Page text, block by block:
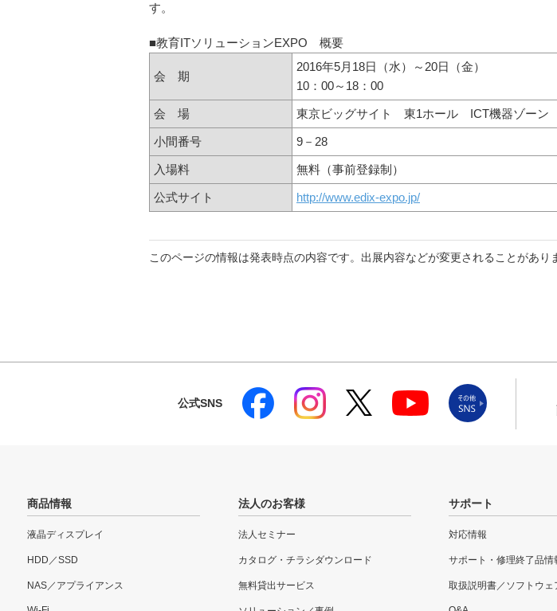
す。
■教育ITソリューションEXPO 概要
会 期
2016年5月18日（水）～20日（金）
10：00～18：00
会 場 東京ビッグサイト 東1ホール ICT機器ゾーン
小間番号 9－28
入場料 無料（事前登録制）
公式サイト http://www.edix-expo.jp/
このページの情報は発表時点の内容です。出展内容などが変更されることがあり
公式SNS
商品情報
液晶ディスプレイ
HDD／SSD
NAS／アプライアンス
法人のお客様
法人セミナー
カタログ・チラシダウンロード
無料貸出サービス
サポート
対応情報
サポート・修理終了品情
取扱説明書／ソフトウェ